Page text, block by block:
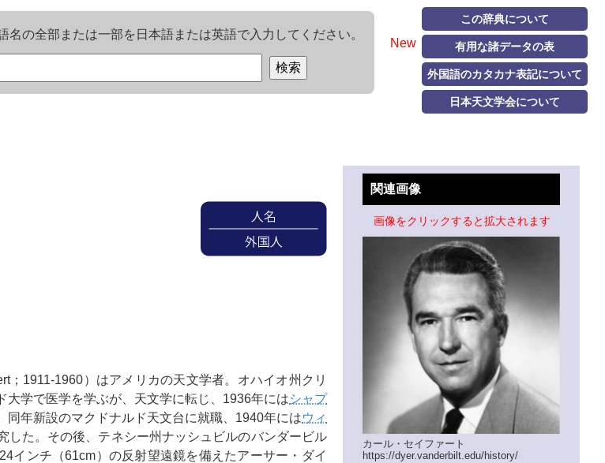
New
この辞典について
有用な諸データの表
外国語のカタカナ表記について
日本天文学会について
名の全部または一部を日本語または英語で入力してください。
；1911-1960）はアメリカの天文学者。オハイオ州クリ
学で医学を学ぶが、天文学に転じ、1936年にはシャプ
年新設のマクドナルド天文台に就職、1940年にはウィ
した。その後、テネシー州ナッシュビルのバンダービル
インチ（61cm）の反射望遠鏡を備えたアーサー・ダイ
関連画像
画像をクリックすると拡大されます
カール・セイファート
https://dyer.vanderbilt.edu/history/